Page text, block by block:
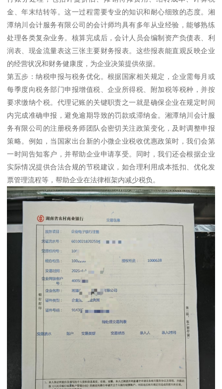
金、年末结转等。这一过程需要专业的知识和耐心细致的态度。湘
潭纳川会计服务有限公司的会计师均具有多年从业经验，能够熟练
处理各类复杂业务。核算完成后，会计人员会编制资产负债表、利
润表、现金流量表这三张主要财务报表。这些报表能直观反映企业
的经营状况和财务健康度，为企业决策提供依据。
第五步：纳税申报与税务优化。根据国家相关规定，企业需每月或
每季度向税务部门申报增值税、企业所得税、附加税等税种，并按
要求缴纳个税。代理记账的关键职责之一就是确保企业在规定时间
内完成准确申报，避免逾期导致的罚款或滞纳金。湘潭纳川会计服
务有限公司的注册税务师团队会密切关注政策变化，及时调整申报
策略。例如，当国家出台新的小微企业税收优惠政策时，我们会第
一时间告知客户，并帮助企业申请享受。同时，我们还会根据企业
实际情况提供合法合规的节税建议，如合理利用成本抵扣、优化发
票管理流程等，帮助企业在法律框架内减少税负。